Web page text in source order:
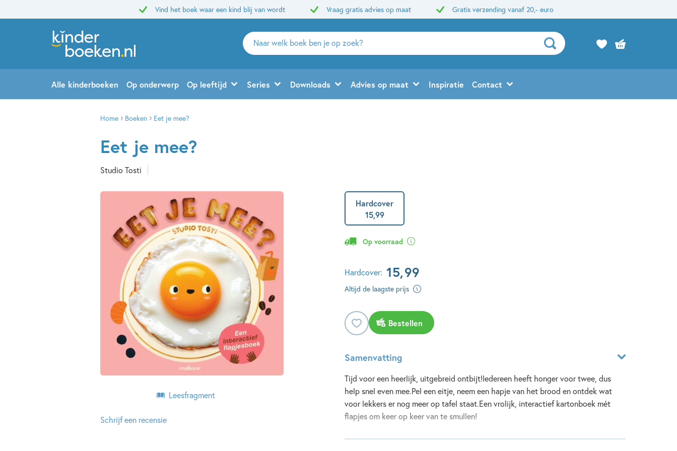
Vind het boek waar een kind blij van wordt Vraag gratis advies op maat Gratis verzending vanaf 20,- euro
Zoeken
naar
en
uitgevers
Alle kinderboeken Op onderwerp Op leeftijd Series Downloads Advies op maat Inspiratie Contact
Home Boeken Eet je mee?
Eet je mee?
Studio Tosti
Leesfragment
Schrijf een recensie
Hardcover
15,99
Op voorraad
Hardcover: 15,99
Altijd de laagste prijs
Bestellen
Samenvatting
Tijd voor een heerlijk, uitgebreid ontbijt!Iedereen heeft honger voor twee, dus
help snel even mee.Pel een eitje, neem een hapje van het brood en ontdek wat
voor lekkers er nog meer op tafel staat.Een vrolijk, interactief kartonboek mét
flapjes om keer op keer van te smullen!